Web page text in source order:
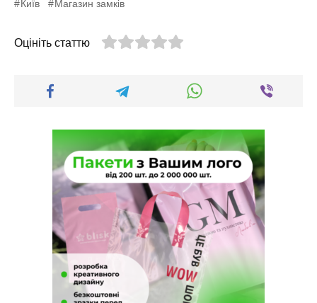
Київ Магазин замків
Оцініть статтю